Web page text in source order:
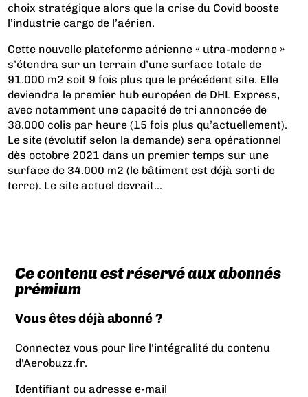
choix stratégique alors que la crise du Covid booste
l’industrie cargo de l’aérien.
Cette nouvelle plateforme aérienne « utra-moderne »
s’étendra sur un terrain d’une surface totale de
91.000 m2 soit 9 fois plus que le précédent site. Elle
deviendra le premier hub européen de DHL Express,
avec notamment une capacité de tri annoncée de
38.000 colis par heure (15 fois plus qu’actuellement).
Le site (évolutif selon la demande) sera opérationnel
dès octobre 2021 dans un premier temps sur une
surface de 34.000 m2 (le bâtiment est déjà sorti de
terre). Le site actuel devrait...
Ce contenu est réservé aux abonnés
prémium
Vous êtes déjà abonné ?
Connectez vous pour lire l'intégralité du contenu
d'Aerobuzz.fr.
Identifiant ou adresse e-mail